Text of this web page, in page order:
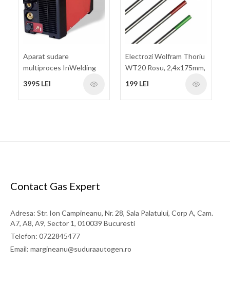
Aparat sudare
multiproces InWelding
SYN MIG-200M LCD
3995 LEI
Electrozi Wolfram Thoriu
WT20 Rosu, 2,4x175mm,
set 10buc.
199 LEI
Contact Gas Expert
Adresa: Str. Ion Campineanu, Nr. 28, Sala Palatului, Corp A, Cam.
A7, A8, A9, Sector 1, 010039 Bucuresti
Telefon: 0722845477
Email: margineanu@suduraautogen.ro